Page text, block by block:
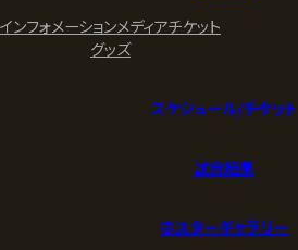
インフォメーションメディアチケット
グッズ
スケジュール/チケット
試合結果
ポスターギャラリー